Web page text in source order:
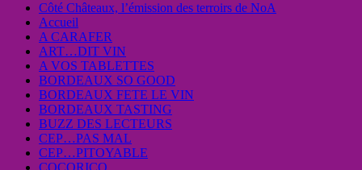
Côté Châteaux, l’émission des terroirs de NoA
Accueil
A CARAFER
ART…DIT VIN
A VOS TABLETTES
BORDEAUX SO GOOD
BORDEAUX FETE LE VIN
BORDEAUX TASTING
BUZZ DES LECTEURS
CEP…PAS MAL
CEP…PITOYABLE